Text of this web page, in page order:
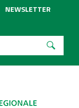
NEWSLETTER